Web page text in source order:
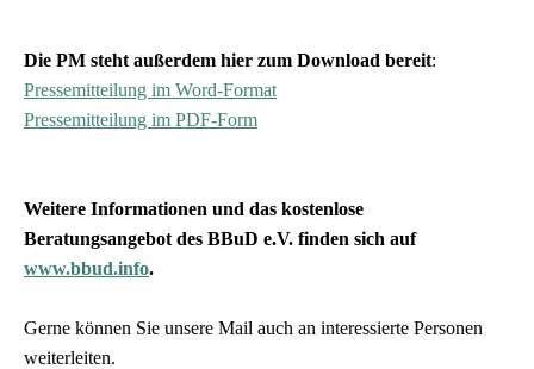
Die PM steht außerdem hier zum Download bereit:
Pressemitteilung im Word-Format
Pressemitteilung im PDF-Form
Weitere Informationen und das kostenlose
Beratungsangebot des BBuD e.V. finden sich auf
www.bbud.info.
Gerne können Sie unsere Mail auch an interessierte Personen
weiterleiten.